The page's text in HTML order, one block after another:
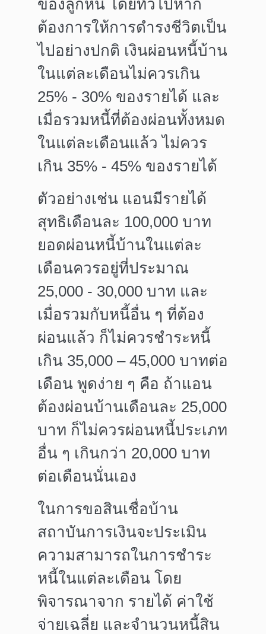
ของลูกหนี้ โดยทั่วไปหาก
ต้องการให้การดำรงชีวิตเป็น
ไปอย่างปกติ เงินผ่อนหนี้บ้าน
ในแต่ละเดือนไม่ควรเกิน
25% - 30% ของรายได้ และ
เมื่อรวมหนี้ที่ต้องผ่อนทั้งหมด
ในแต่ละเดือนแล้ว ไม่ควร
เกิน 35% - 45% ของรายได้
ตัวอย่างเช่น แอนมีรายได้
สุทธิเดือนละ 100,000 บาท
ยอดผ่อนหนี้บ้านในแต่ละ
เดือนควรอยู่ที่ประมาณ
25,000 - 30,000 บาท และ
เมื่อรวมกับหนี้อื่น ๆ ที่ต้อง
ผ่อนแล้ว ก็ไม่ควรชำระหนี้
เกิน 35,000 – 45,000 บาทต่อ
เดือน พูดง่าย ๆ คือ ถ้าแอน
ต้องผ่อนบ้านเดือนละ 25,000
บาท ก็ไม่ควรผ่อนหนี้ประเภท
อื่น ๆ เกินกว่า 20,000 บาท
ต่อเดือนนั่นเอง
ในการขอสินเชื่อบ้าน
สถาบันการเงินจะประเมิน
ความสามารถในการชำระ
หนี้ในแต่ละเดือน โดย
พิจารณาจาก รายได้ ค่าใช้
จ่ายเฉลี่ย และจำนวนหนี้สิน